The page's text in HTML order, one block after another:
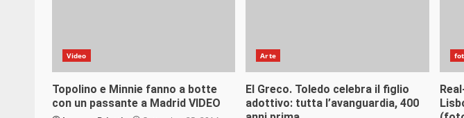
Video
Topolino e Minnie fanno a botte
con un passante a Madrid VIDEO
Arte
El Greco. Toledo celebra il figlio
adottivo: tutta l’avanguardia, 400